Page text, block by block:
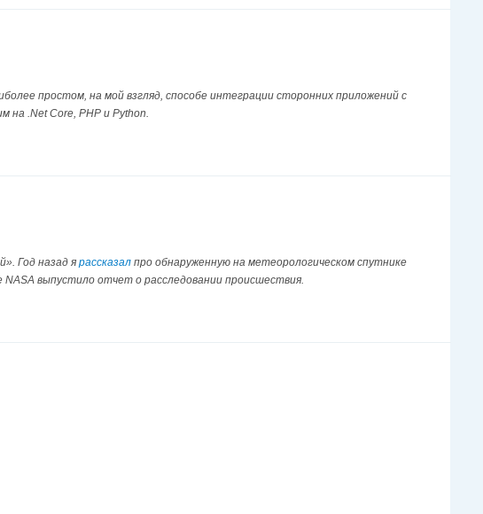
простом, на мой взгляд, способе интеграции сторонних приложений с
.Net Core, PHP и Python.
Год назад я рассказал про обнаруженную на метеорологическом спутнике
выпустило отчет о расследовании происшествия.